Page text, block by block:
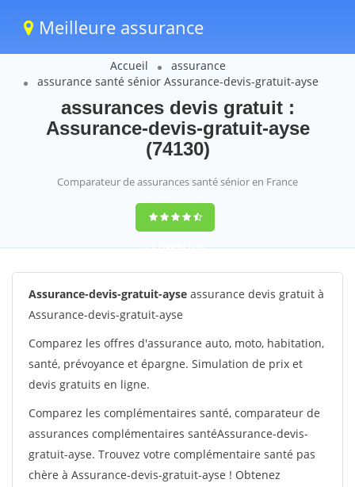
Meilleure assurance
Accueil
assurance
assurance santé sénior Assurance-devis-gratuit-ayse
assurances devis gratuit :
Assurance-devis-gratuit-ayse
(74130)
Comparateur de assurances santé sénior en France
9,2(100%)1242
votes
Assurance-devis-gratuit-ayse assurance devis gratuit à
Assurance-devis-gratuit-ayse
Comparez les offres d'assurance auto, moto, habitation,
santé, prévoyance et épargne. Simulation de prix et
devis gratuits en ligne.
Comparez les complémentaires santé, comparateur de
assurances complémentaires santéAssurance-devis-
gratuit-ayse. Trouvez votre complémentaire santé pas
chère à Assurance-devis-gratuit-ayse ! Obtenez